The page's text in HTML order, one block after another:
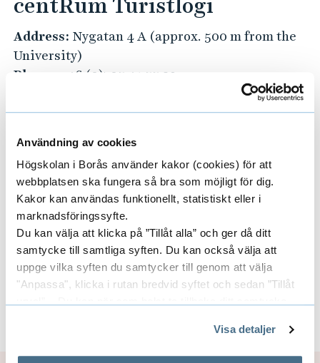
Användning av cookies
Högskolan i Borås använder kakor (cookies) för att
webbplatsen ska fungera så bra som möjligt för dig.
Kakor kan användas funktionellt, statistiskt eller i
marknadsföringssyfte.
Du kan välja att klicka på ”Tillåt alla” och ger då ditt
samtycke till samtliga syften. Du kan också välja att
uppge vilka syften du samtycker till genom att välja
"Anpassa", klicka i rutan bredvid syftet och sedan ”Tillåt
Visa detaljer
centRum Turistlogi
Address: Nygatan 4 A (approx. 500 m from the
University)
Phone:
+46 (0)705-41 55 29
Website:cent-rum.se (external link)
Hotell Solhem Park
Address:Vendelsbergsgatan 42 (approx. 2 km
from the University)
Phone:+46 (0)33-10 01 10
E-mail:info@solhempark.se
Website: solhempark.se (external link)
More alternatives could be found at
the Tourist Office in Borås (external link).